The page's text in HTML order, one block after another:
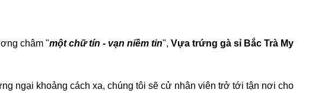
châm "một chữ tín - vạn niềm tin", Vựa trứng gà sỉ Bắc Trà My
ngại khoảng cách xa, chúng tôi sẽ cử nhân viên trở tới tận nơi cho